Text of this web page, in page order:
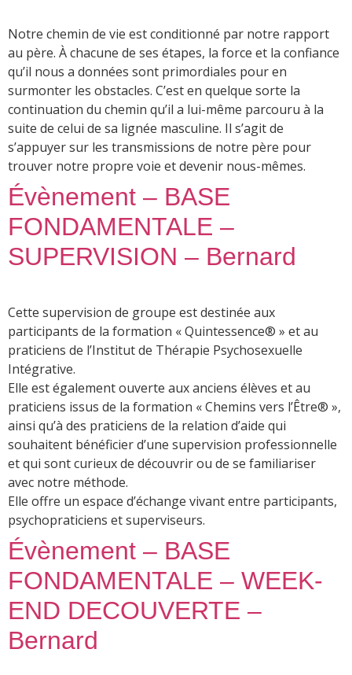
Notre chemin de vie est conditionné par notre rapport
au père. À chacune de ses étapes, la force et la confiance
qu’il nous a données sont primordiales pour en
surmonter les obstacles. C’est en quelque sorte la
continuation du chemin qu’il a lui-même parcouru à la
suite de celui de sa lignée masculine. Il s’agit de
s’appuyer sur les transmissions de notre père pour
trouver notre propre voie et devenir nous-mêmes.
Évènement – BASE
FONDAMENTALE –
SUPERVISION – Bernard
Cette supervision de groupe est destinée aux
participants de la formation « Quintessence® » et au
praticiens de l’Institut de Thérapie Psychosexuelle
Intégrative.
Elle est également ouverte aux anciens élèves et au
praticiens issus de la formation « Chemins vers l’Être® »,
ainsi qu’à des praticiens de la relation d’aide qui
souhaitent bénéficier d’une supervision professionnelle
et qui sont curieux de découvrir ou de se familiariser
avec notre méthode.
Elle offre un espace d’échange vivant entre participants,
psychopraticiens et superviseurs.
Évènement – BASE
FONDAMENTALE – WEEK-
END DECOUVERTE –
Bernard